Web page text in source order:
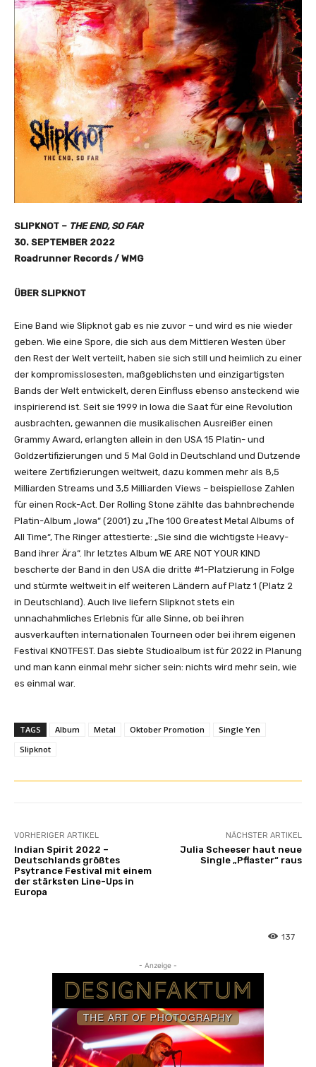
SLIPKNOT – THE END, SO FAR
30. SEPTEMBER 2022
Roadrunner Records / WMG
ÜBER SLIPKNOT
Eine Band wie Slipknot gab es nie zuvor – und wird es nie wieder
geben. Wie eine Spore, die sich aus dem Mittleren Westen über
den Rest der Welt verteilt, haben sie sich still und heimlich zu einer
der kompromisslosesten, maßgeblichsten und einzigartigsten
Bands der Welt entwickelt, deren Einfluss ebenso ansteckend wie
inspirierend ist. Seit sie 1999 in Iowa die Saat für eine Revolution
ausbrachten, gewannen die musikalischen Ausreißer einen
Grammy Award, erlangten allein in den USA 15 Platin- und
Goldzertifizierungen und 5 Mal Gold in Deutschland und Dutzende
weitere Zertifizierungen weltweit, dazu kommen mehr als 8,5
Milliarden Streams und 3,5 Milliarden Views – beispiellose Zahlen
für einen Rock-Act. Der Rolling Stone zählte das bahnbrechende
Platin-Album „Iowa“ (2001) zu „The 100 Greatest Metal Albums of
All Time“, The Ringer attestierte: „Sie sind die wichtigste Heavy-
Band ihrer Ära“. Ihr letztes Album WE ARE NOT YOUR KIND
bescherte der Band in den USA die dritte #1-Platzierung in Folge
und stürmte weltweit in elf weiteren Ländern auf Platz 1 (Platz 2
in Deutschland). Auch live liefern Slipknot stets ein
unnachahmliches Erlebnis für alle Sinne, ob bei ihren
ausverkauften internationalen Tourneen oder bei ihrem eigenen
Festival KNOTFEST. Das siebte Studioalbum ist für 2022 in Planung
und man kann einmal mehr sicher sein: nichts wird mehr sein, wie
es einmal war.
TAGS Album Metal Oktober Promotion
Single Yen
Slipknot
VORHERIGER ARTIKEL
Indian Spirit 2022 –
Deutschlands größtes
Psytrance Festival mit einem
der stärksten Line-Ups in
Europa
NÄCHSTER ARTIKEL
Julia Scheeser haut neue
Single „Pflaster“ raus
137
- Anzeige -